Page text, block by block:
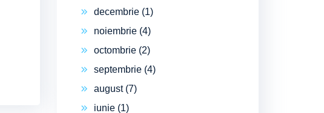
decembrie (1)
noiembrie (4)
octombrie (2)
septembrie (4)
august (7)
iunie (1)